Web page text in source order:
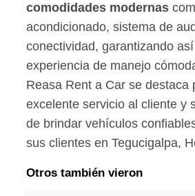
comodidades modernas
acondicionado, sistema de
conectividad, garantizando
experiencia de manejo
Reasa Rent a Car se destaca
excelente servicio al cliente y
de brindar vehículos
sus clientes en Tegucigalpa,
Otros también vieron